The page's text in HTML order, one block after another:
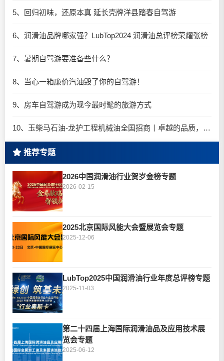
5、回归初味，还原本真 延长壳牌洋县踏春自驾游
6、润滑油品牌哪家强？LubTop2024 润滑油总评榜荣耀张榜
7、暑期自驾游要准备些什么？
8、当心一箱廉价汽油毁了你的自驾游！
9、房车自驾游成为现今最时髦的旅游方式
10、玉柴马石油-龙护工程机械油全国招商丨卓越的品质，专业的品牌！
推荐专题
2026中国润滑油行业贺岁金榜专题
2026-02-15
2025北京国际风能大会暨展览会专题
2025-12-06
LubTop2025中国润滑油行业年度总评榜专题
2025-11-03
第二十四届上海国际润滑油品及应用技术展
览会专题
2025-06-12